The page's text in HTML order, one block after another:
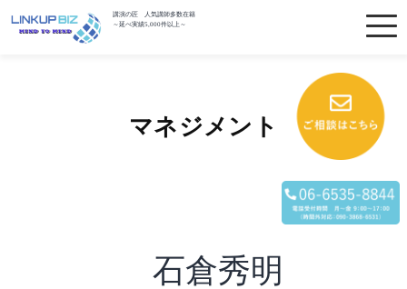
講演の匠 人気講師多数在籍
～延べ実績5,000件以上～
マネジメント
石倉秀明